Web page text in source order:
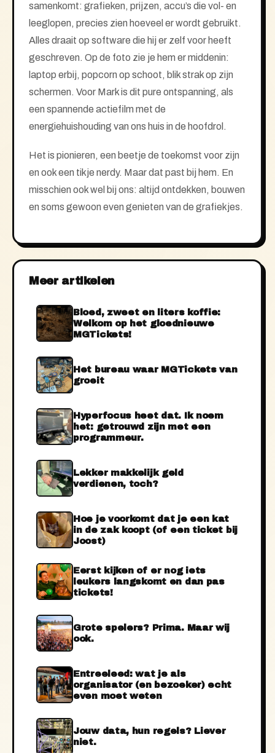
samenkomt: grafieken, prijzen, accu’s die vol- en
leeglopen, precies zien hoeveel er wordt gebruikt.
Alles draait op software die hij er zelf voor heeft
geschreven. Op de foto zie je hem er middenin:
laptop erbij, popcorn op schoot, blik strak op zijn
schermen. Voor Mark is dit pure ontspanning, als
een spannende actiefilm met de
energiehuishouding van ons huis in de hoofdrol.
Het is pionieren, een beetje de toekomst voor zijn
en ook een tikje nerdy. Maar dat past bij hem. En
misschien ook wel bij ons: altijd ontdekken, bouwen
en soms gewoon even genieten van de grafiekjes.
Meer artikelen
Bloed, zweet en liters koffie:
Welkom op het gloednieuwe
MGTickets!
Het bureau waar MGTickets van
groeit
Hyperfocus heet dat. Ik noem
het: getrouwd zijn met een
programmeur.
Lekker makkelijk geld
verdienen, toch?
Hoe je voorkomt dat je een kat
in de zak koopt (of een ticket bij
Joost)
Eerst kijken of er nog iets
leukers langskomt en dan pas
tickets!
Grote spelers? Prima. Maar wij
ook.
Entreeleed: wat je als
organisator (en bezoeker) echt
even moet weten
Jouw data, hun regels? Liever
niet.